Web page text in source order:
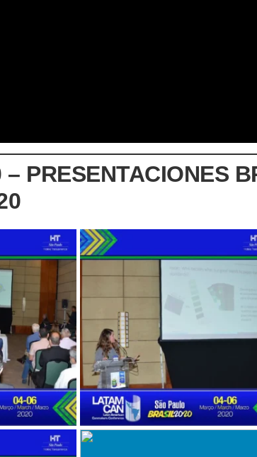
PRESENTACIONES